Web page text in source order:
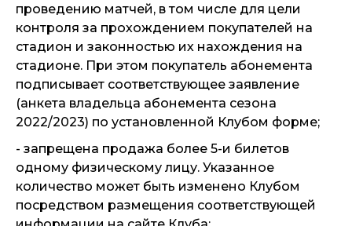
проведению матчей, в том числе для цели
контроля за прохождением покупателей на
стадион и законностью их нахождения на
стадионе. При этом покупатель абонемента
подписывает соответствующее заявление
(анкета владельца абонемента сезона
2022/2023) по установленной Клубом форме;
- запрещена продажа более 5-и билетов
одному физическому лицу. Указанное
количество может быть изменено Клубом
посредством размещения соответствующей